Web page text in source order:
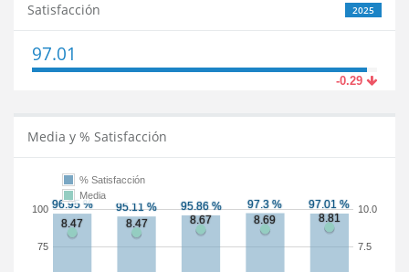
2025
Satisfacción
97.01
-0.29
Media y % Satisfacción
75
100
7.5
10.0
% Satisfacción
Media